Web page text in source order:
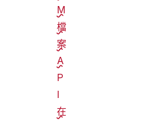
M
檔
案
A
P
I
在